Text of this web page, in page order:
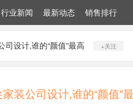
行业新闻 最新动态 销售排行
设计,谁的“颜值”最高 +关注
装公司设计,谁的“颜值”